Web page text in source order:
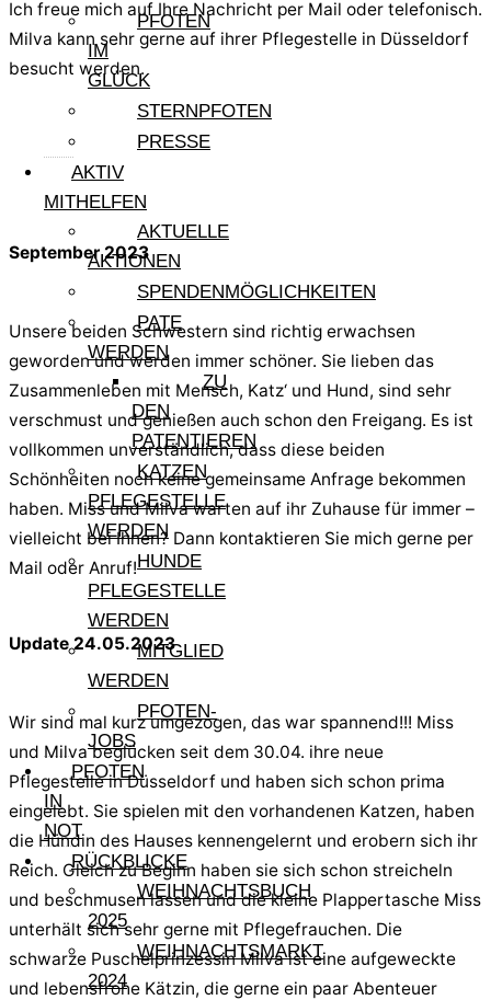
PFOTEN
IM
GLÜCK
STERNPFOTEN
PRESSE
AKTIV
MITHELFEN
AKTUELLE
AKTIONEN
SPENDENMÖGLICHKEITEN
PATE
WERDEN
ZU
DEN
PATENTIEREN
KATZEN
PFLEGESTELLE
WERDEN
HUNDE
PFLEGESTELLE
WERDEN
MITGLIED
WERDEN
PFOTEN-
JOBS
PFOTEN
IN
NOT
RÜCKBLICKE
WEIHNACHTSBUCH
2025
WEIHNACHTSMARKT
2024
Ich freue mich auf Ihre Nachricht per Mail oder telefonisch.
Milva kann sehr gerne auf ihrer Pflegestelle in Düsseldorf
besucht werden.
September 2023
Unsere beiden Schwestern sind richtig erwachsen
geworden und werden immer schöner. Sie lieben das
Zusammenleben mit Mensch, Katz‘ und Hund, sind sehr
verschmust und genießen auch schon den Freigang. Es ist
vollkommen unverständlich, dass diese beiden
Schönheiten noch keine gemeinsame Anfrage bekommen
haben. Miss und Milva warten auf ihr Zuhause für immer –
vielleicht bei Ihnen? Dann kontaktieren Sie mich gerne per
Mail oder Anruf!
Update 24.05.2023
Wir sind mal kurz umgezogen, das war spannend!!! Miss
und Milva beglücken seit dem 30.04. ihre neue
Pflegestelle in Düsseldorf und haben sich schon prima
eingelebt. Sie spielen mit den vorhandenen Katzen, haben
die Hündin des Hauses kennengelernt und erobern sich ihr
Reich. Gleich zu Beginn haben sie sich schon streicheln
und beschmusen lassen und die kleine Plappertasche Miss
unterhält sich sehr gerne mit Pflegefrauchen. Die
schwarze Puschelprinzessin Milva ist eine aufgeweckte
und lebensfrohe Kätzin, die gerne ein paar Abenteuer